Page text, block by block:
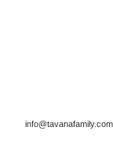
info@tavanafamily.com